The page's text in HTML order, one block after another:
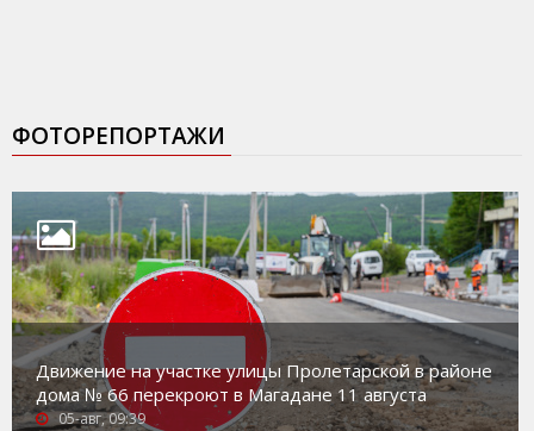
ФОТОРЕПОРТАЖИ
Движение на участке улицы Пролетарской в районе
дома № 66 перекроют в Магадане 11 августа
05-авг, 09:39